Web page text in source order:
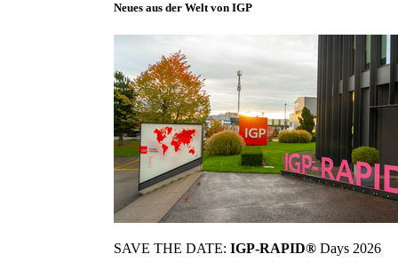
Neues aus der Welt von IGP
SAVE THE DATE: IGP-RAPID® Days 2026